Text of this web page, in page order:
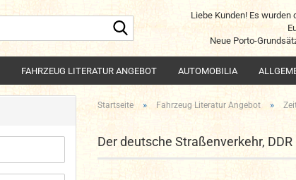
Suche...
Liebe Kunden! Es wurden
Neue Porto-
FAHRZEUG LITERATUR ANGEBOT AUTOMOBILIA
Startseite » Fahrzeug Literatur Angebot »
Der deutsche Straßenverkehr, DDR